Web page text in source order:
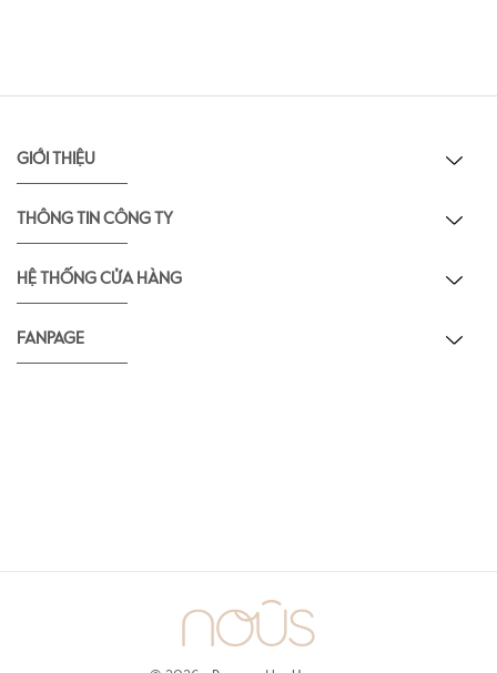
GIỚI THIỆU
THÔNG TIN CÔNG TY
HỆ THỐNG CỬA HÀNG
FANPAGE